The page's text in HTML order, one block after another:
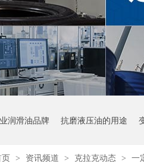
润滑油品牌 抗磨液压油的用途
> 资讯频道 > 克拉克动态 > 一